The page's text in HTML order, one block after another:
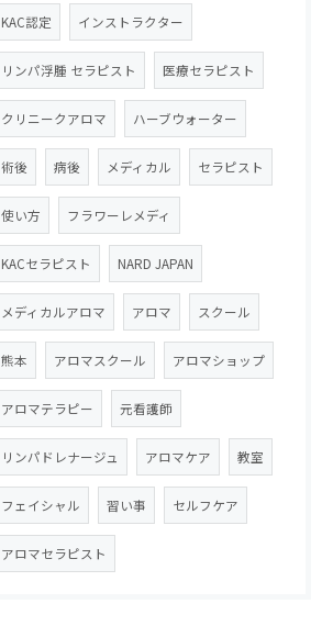
KAC認定 インストラクター
リンパ浮腫 セラピスト 医療セラピスト
クリニークアロマ ハーブウォーター
術後 病後 メディカル セラピスト
使い方 フラワーレメディ
KACセラピスト NARD JAPAN
メディカルアロマ アロマ スクール
熊本 アロマスクール アロマショップ
アロマテラピー 元看護師
リンパドレナージュ アロマケア 教室
フェイシャル 習い事 セルフケア
アロマセラピスト